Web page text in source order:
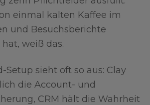
einmal kalten Kaffee im
und Besuchsberichte
weiß das.
Setup sieht oft so aus: Clay
die Account- und
CRM hält die Wahrheit